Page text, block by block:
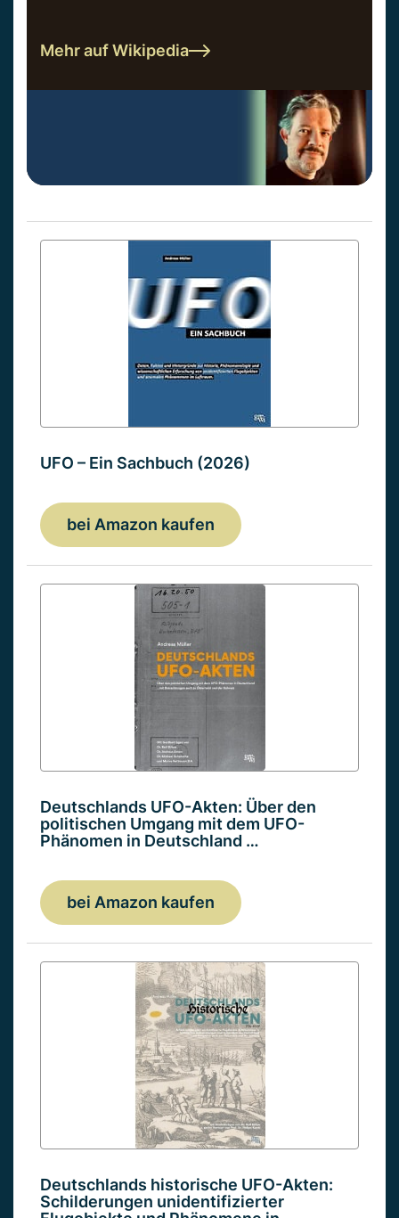
Mehr auf Wikipedia
UFO – Ein Sachbuch (2026)
bei Amazon kaufen
Deutschlands UFO-Akten: Über den
politischen Umgang mit dem UFO-
Phänomen in Deutschland …
bei Amazon kaufen
Deutschlands historische UFO-Akten:
Schilderungen unidentifizierter